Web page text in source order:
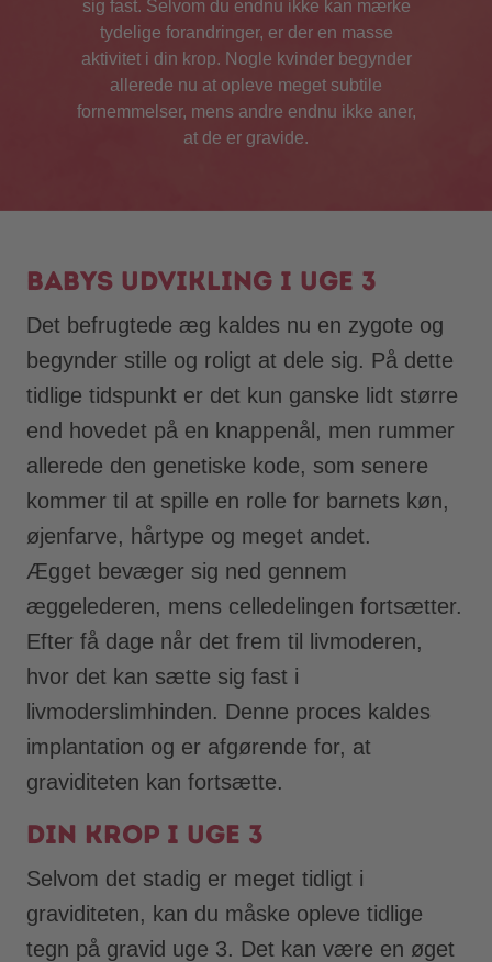
sig fast. Selvom du endnu ikke kan mærke
tydelige forandringer, er der en masse
aktivitet i din krop. Nogle kvinder begynder
allerede nu at opleve meget subtile
fornemmelser, mens andre endnu ikke aner,
at de er gravide.
Babys udvikling i uge 3
Det befrugtede æg kaldes nu en zygote og
begynder stille og roligt at dele sig. På dette
tidlige tidspunkt er det kun ganske lidt større
end hovedet på en knappenål, men rummer
allerede den genetiske kode, som senere
kommer til at spille en rolle for barnets køn,
øjenfarve, hårtype og meget andet.
Ægget bevæger sig ned gennem
æggelederen, mens celledelingen fortsætter.
Efter få dage når det frem til livmoderen,
hvor det kan sætte sig fast i
livmoderslimhinden. Denne proces kaldes
implantation og er afgørende for, at
graviditeten kan fortsætte.
Din krop i uge 3
Selvom det stadig er meget tidligt i
graviditeten, kan du måske opleve tidlige
tegn på gravid uge 3. Det kan være en øget